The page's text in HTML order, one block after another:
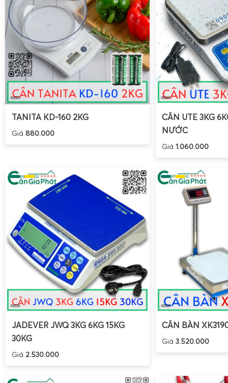
TANITA KD-160 2KG
Giá 880.000
CÂN UTE 3KG
NƯỚC
Giá1.060.000
JADEVER JWQ 3KG 6KG 15KG
30KG
Giá 2.530.000
CÂN BÀN
Giá3.520.000